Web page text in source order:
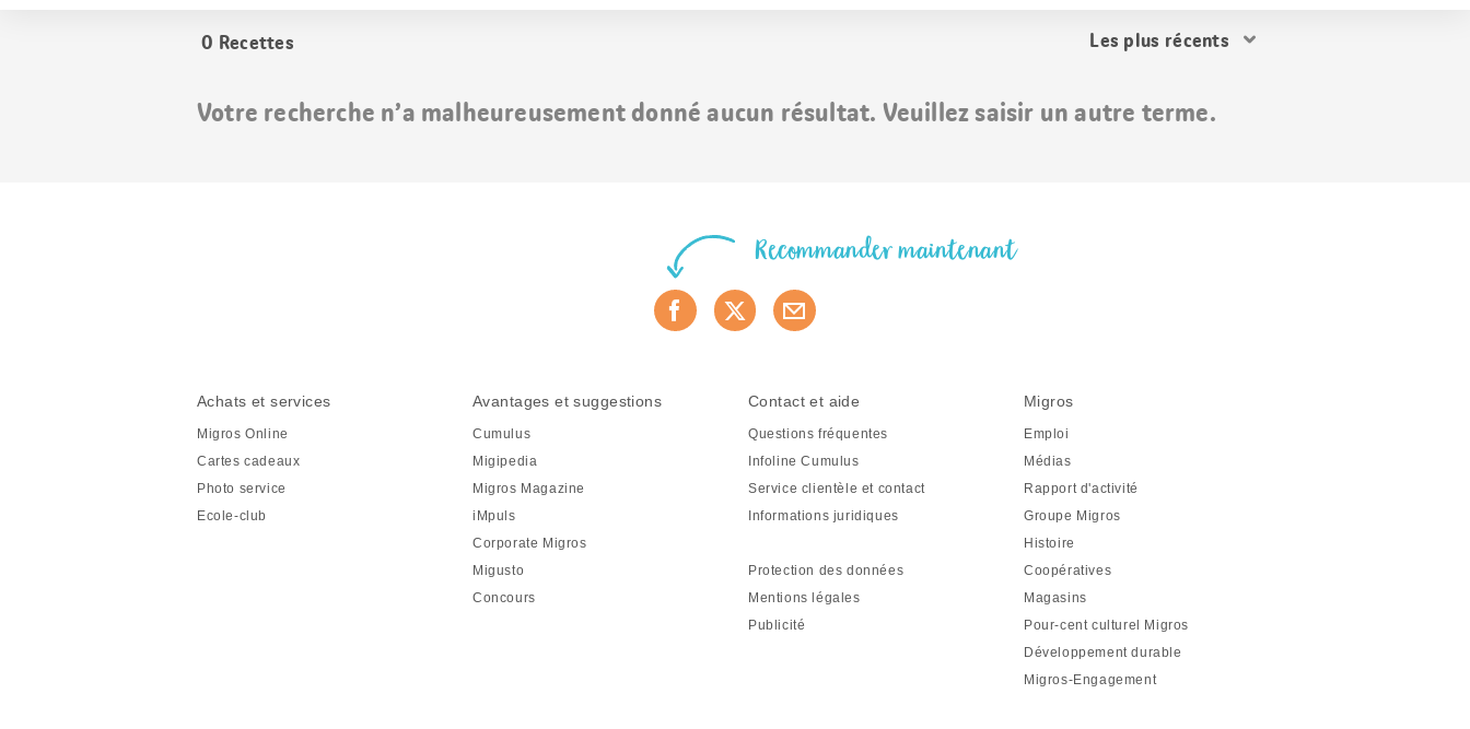
0 Recettes
Trier
Votre recherche n’a malheureusement donné aucun résultat. Veuillez saisir un autre terme.
Recommander maintenant
Achats et services
Migros Online
Cartes cadeaux
Photo service
Ecole-club
Avantages et suggestions
Cumulus
Migipedia
Migros Magazine
iMpuls
Corporate Migros
Migusto
Concours
Contact et aide
Questions fréquentes
Infoline Cumulus
Service clientèle et contact
Informations juridiques
Protection des données
Mentions légales
Publicité
Migros
Emploi
Médias
Rapport d'activité
Groupe Migros
Histoire
Coopératives
Magasins
Pour-cent culturel Migros
Développement durable
Migros-Engagement